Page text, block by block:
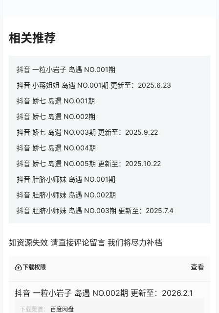
相关推荐
抖音 一粒小岩子 岛遇 NO.001期
抖音 小蒋姐姐 岛遇 NO.001期 更新至：2025.6.23
抖音 娇七 岛遇 NO.001期
抖音 娇七 岛遇 NO.002期
抖音 娇七 岛遇 NO.003期 更新至：2025.9.22
抖音 娇七 岛遇 NO.004期
抖音 娇七 岛遇 NO.005期 更新至：2025.10.22
抖音 肚脐小师妹 岛遇 NO.001期
抖音 肚脐小师妹 岛遇 NO.002期
抖音 肚脐小师妹 岛遇 NO.003期 更新至：2025.7.4
如资源失效 请直接评论留言 我们将尽力补档
下载权限 查看
抖音 一粒小岩子 岛遇 NO.002期 更新至：2026.2.1
下载渠道： 百度网盘